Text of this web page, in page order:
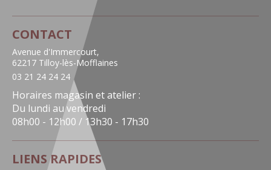
CONTACT
Avenue d'Immercourt,
62217 Tilloy-lès-Mofflaines
03 21 24 24 24
Horaires magasin et atelier :
Du lundi au vendredi
08h00 - 12h00 / 13h30 - 17h30
LIENS RAPIDES